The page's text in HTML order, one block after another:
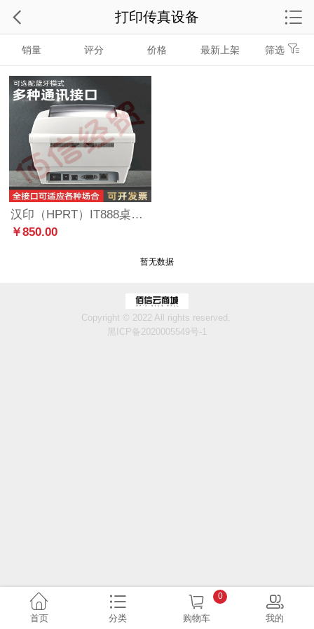
销量 评分 价格 最新上架 筛选
汉印（HPRT）IT888桌面型标签打印机
￥850.00
暂无数据
打印传真设备
Copyright © 2022 All rights reserved.
黑ICP备2020005549号-1
首页 分类 购物车
0
我的